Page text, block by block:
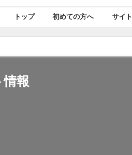
トップ 初めての方へ サイ
情報